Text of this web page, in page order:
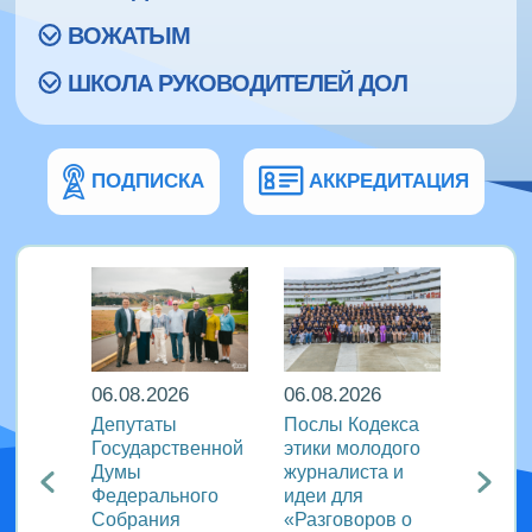
ВОЖАТЫМ
ШКОЛА РУКОВОДИТЕЛЕЙ ДОЛ
ПОДПИСКА АККРЕДИТАЦИЯ
в
06.08.2026
Депутаты
Государственной
Думы
Федерального
Собрания
06.08.2026
Послы Кодекса
этики молодого
журналиста и
идеи для
«Разговоров о